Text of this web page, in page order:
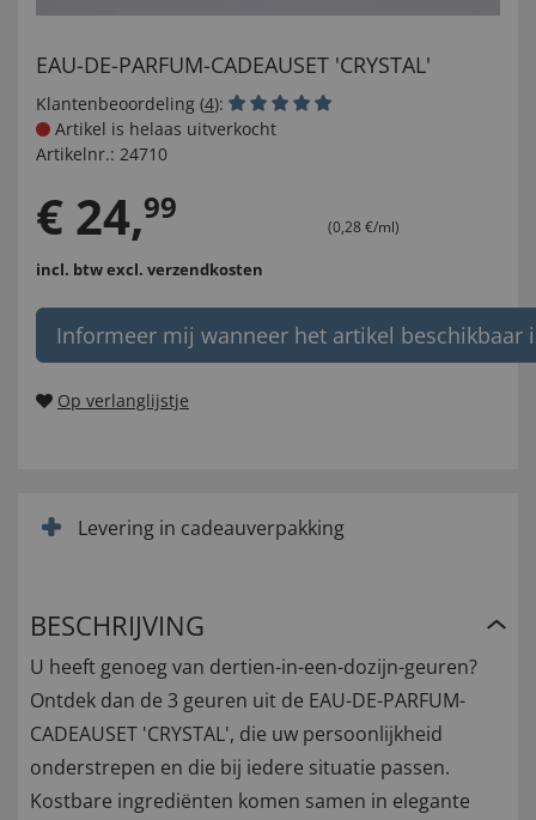
EAU-DE-PARFUM-CADEAUSET 'CRYSTAL'
Klantenbeoordeling (4):
Artikel is helaas uitverkocht
Artikelnr.: 24710
€ 24,99
(0,28 €/ml)
incl. btwexcl. verzendkosten
Informeer mij wanneer het artikel beschikbaar
Op verlanglijstje
Levering in cadeauverpakking
BESCHRIJVING
U heeft genoeg van dertien-in-een-dozijn-geuren?
Ontdek dan de 3 geuren uit de EAU-DE-PARFUM-
CADEAUSET 'CRYSTAL', die uw persoonlijkheid
onderstrepen en die bij iedere situatie passen.
Kostbare ingrediënten komen samen in elegante